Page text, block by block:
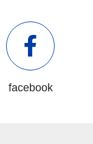
facebook